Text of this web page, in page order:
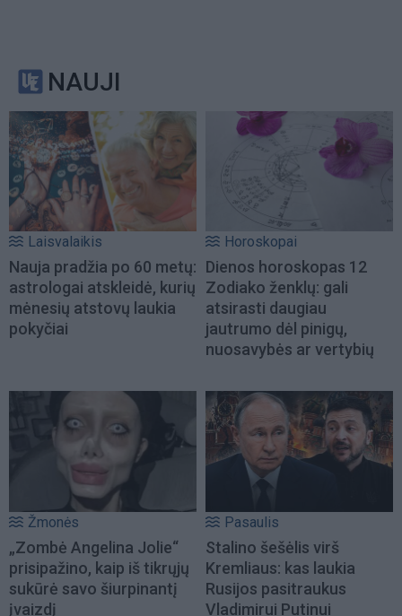
NAUJI
Laisvalaikis
Nauja pradžia po 60 metų:
astrologai atskleidė, kurių
mėnesių atstovų laukia
pokyčiai
Horoskopai
Dienos horoskopas 12
Zodiako ženklų: gali
atsirasti daugiau
jautrumo dėl pinigų,
nuosavybės ar vertybių
Žmonės
„Zombė Angelina Jolie“
prisipažino, kaip iš tikrųjų
sukūrė savo šiurpinantį
įvaizdį
Pasaulis
Stalino šešėlis virš
Kremliaus: kas laukia
Rusijos pasitraukus
Vladimirui Putinui